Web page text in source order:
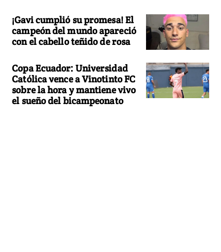
¡Gavi cumplió su promesa! El
campeón del mundo apareció
con el cabello teñido de rosa
Copa Ecuador: Universidad
Católica vence a Vinotinto FC
sobre la hora y mantiene vivo
el sueño del bicampeonato